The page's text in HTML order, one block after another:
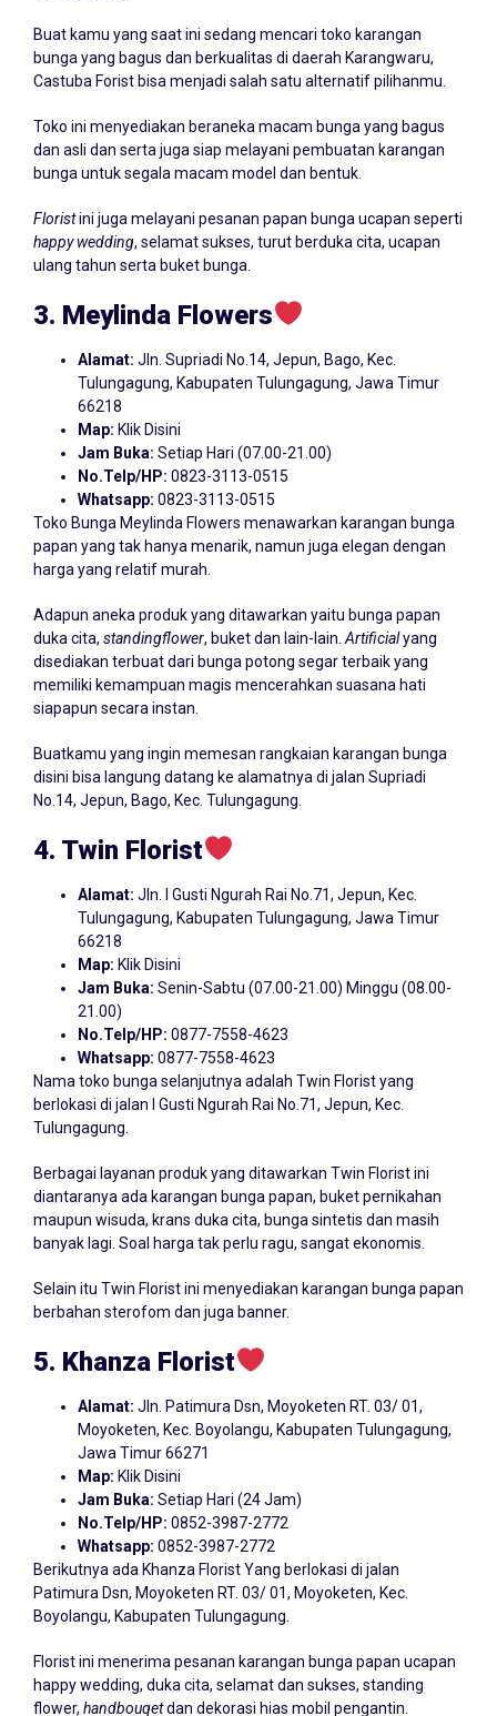
Buat kamu yang saat ini sedang mencari toko karangan
bunga yang bagus dan berkualitas di daerah Karangwaru,
Castuba Forist bisa menjadi salah satu alternatif pilihanmu.
Toko ini menyediakan beraneka macam bunga yang bagus
dan asli dan serta juga siap melayani pembuatan karangan
bunga untuk segala macam model dan bentuk.
Floristini juga melayani pesanan papan bunga ucapan seperti
happy wedding, selamat sukses, turut berduka cita, ucapan
ulang tahun serta buket bunga.
3. Meylinda Flowers
Alamat: Jln. Supriadi No.14, Jepun, Bago, Kec.
Tulungagung, Kabupaten Tulungagung, Jawa Timur
66218
Map: Klik Disini
Jam Buka: Setiap Hari (07.00-21.00)
No.Telp/HP: 0823-3113-0515
Whatsapp: 0823-3113-0515
Toko Bunga Meylinda Flowers menawarkan karangan bunga
papan yang tak hanya menarik, namun juga elegan dengan
harga yang relatif murah.
Adapun aneka produk yang ditawarkan yaitu bunga papan
duka cita, standingflower, buket dan lain-lain. Artificialyang
disediakan terbuat dari bunga potong segar terbaik yang
memiliki kemampuan magis mencerahkan suasana hati
siapapun secara instan.
Buatkamu yang ingin memesan rangkaian karangan bunga
disini bisa langung datang ke alamatnya di jalan Supriadi
No.14, Jepun, Bago, Kec. Tulungagung.
4. Twin Florist
Alamat: Jln. I Gusti Ngurah Rai No.71, Jepun, Kec.
Tulungagung, Kabupaten Tulungagung, Jawa Timur
66218
Map: Klik Disini
Jam Buka: Senin-Sabtu (07.00-21.00) Minggu (08.00-
21.00)
No.Telp/HP: 0877-7558-4623
Whatsapp: 0877-7558-4623
Nama toko bunga selanjutnya adalah Twin Florist yang
berlokasi di jalan I Gusti Ngurah Rai No.71, Jepun, Kec.
Tulungagung.
Berbagai layanan produk yang ditawarkan Twin Florist ini
diantaranya ada karangan bunga papan, buket pernikahan
maupun wisuda, krans duka cita, bunga sintetis dan masih
banyak lagi. Soal harga tak perlu ragu, sangat ekonomis.
Selain itu Twin Florist ini menyediakan karangan bunga papan
berbahan sterofom dan juga banner.
5. Khanza Florist
Alamat: Jln. Patimura Dsn, Moyoketen RT. 03/ 01,
Moyoketen, Kec. Boyolangu, Kabupaten Tulungagung,
Jawa Timur 66271
Map: Klik Disini
Jam Buka: Setiap Hari (24 Jam)
No.Telp/HP: 0852-3987-2772
Whatsapp: 0852-3987-2772
Berikutnya ada Khanza Florist Yang berlokasi di jalan
Patimura Dsn, Moyoketen RT. 03/ 01, Moyoketen, Kec.
Boyolangu, Kabupaten Tulungagung.
Florist ini menerima pesanan karangan bunga papan ucapan
happy wedding, duka cita, selamat dan sukses, standing
flower, handbouqetdan dekorasi hias mobil pengantin.